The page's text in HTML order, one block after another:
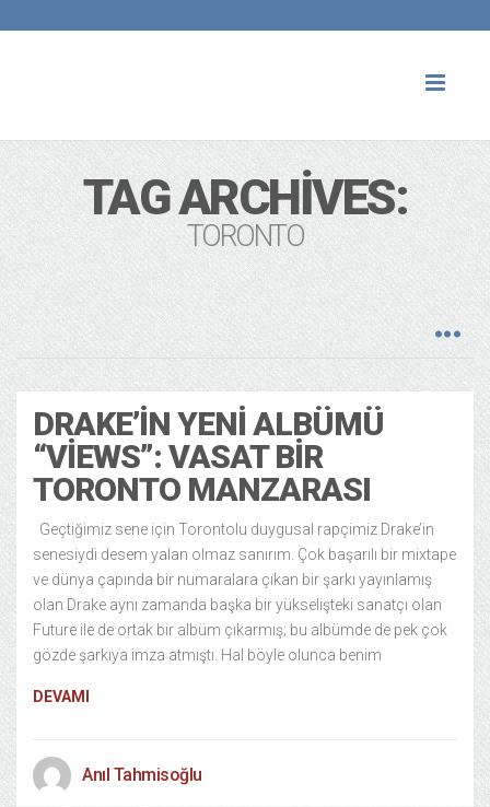
TAG ARCHIVES:
TORONTO
DRAKE’IN YENI ALBÜMÜ
“VIEWS”: VASAT BIR
TORONTO MANZARASI
Geçtiğimiz sene için Torontolu duygusal rapçimiz Drake’in
senesiydi desem yalan olmaz sanırım. Çok başarılı bir mixtape
ve dünya çapında bir numaralara çıkan bir şarkı yayınlamış
olan Drake aynı zamanda başka bir yükselişteki sanatçı olan
Future ile de ortak bir albüm çıkarmış; bu albümde de pek çok
gözde şarkıya imza atmıştı. Hal böyle olunca benim
DEVAMI
Anıl Tahmisoğlu